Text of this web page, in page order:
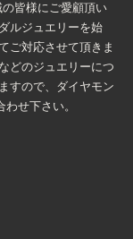
皆様にご愛顧頂い
ルジュエリーを始
ご対応させて頂きま
どのジュエリーにつ
すので、ダイヤモン
せ下さい。